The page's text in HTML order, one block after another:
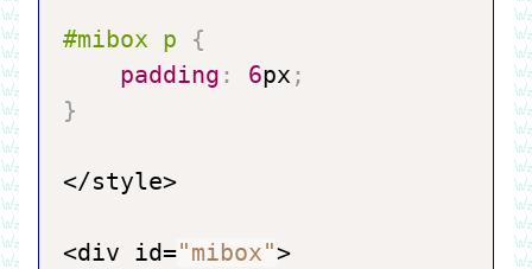
#mibox p {
padding : 6px ;
}
</style>
<div id="mibox">